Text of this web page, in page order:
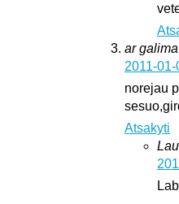
ar
2011-
norejau
Atsakyti